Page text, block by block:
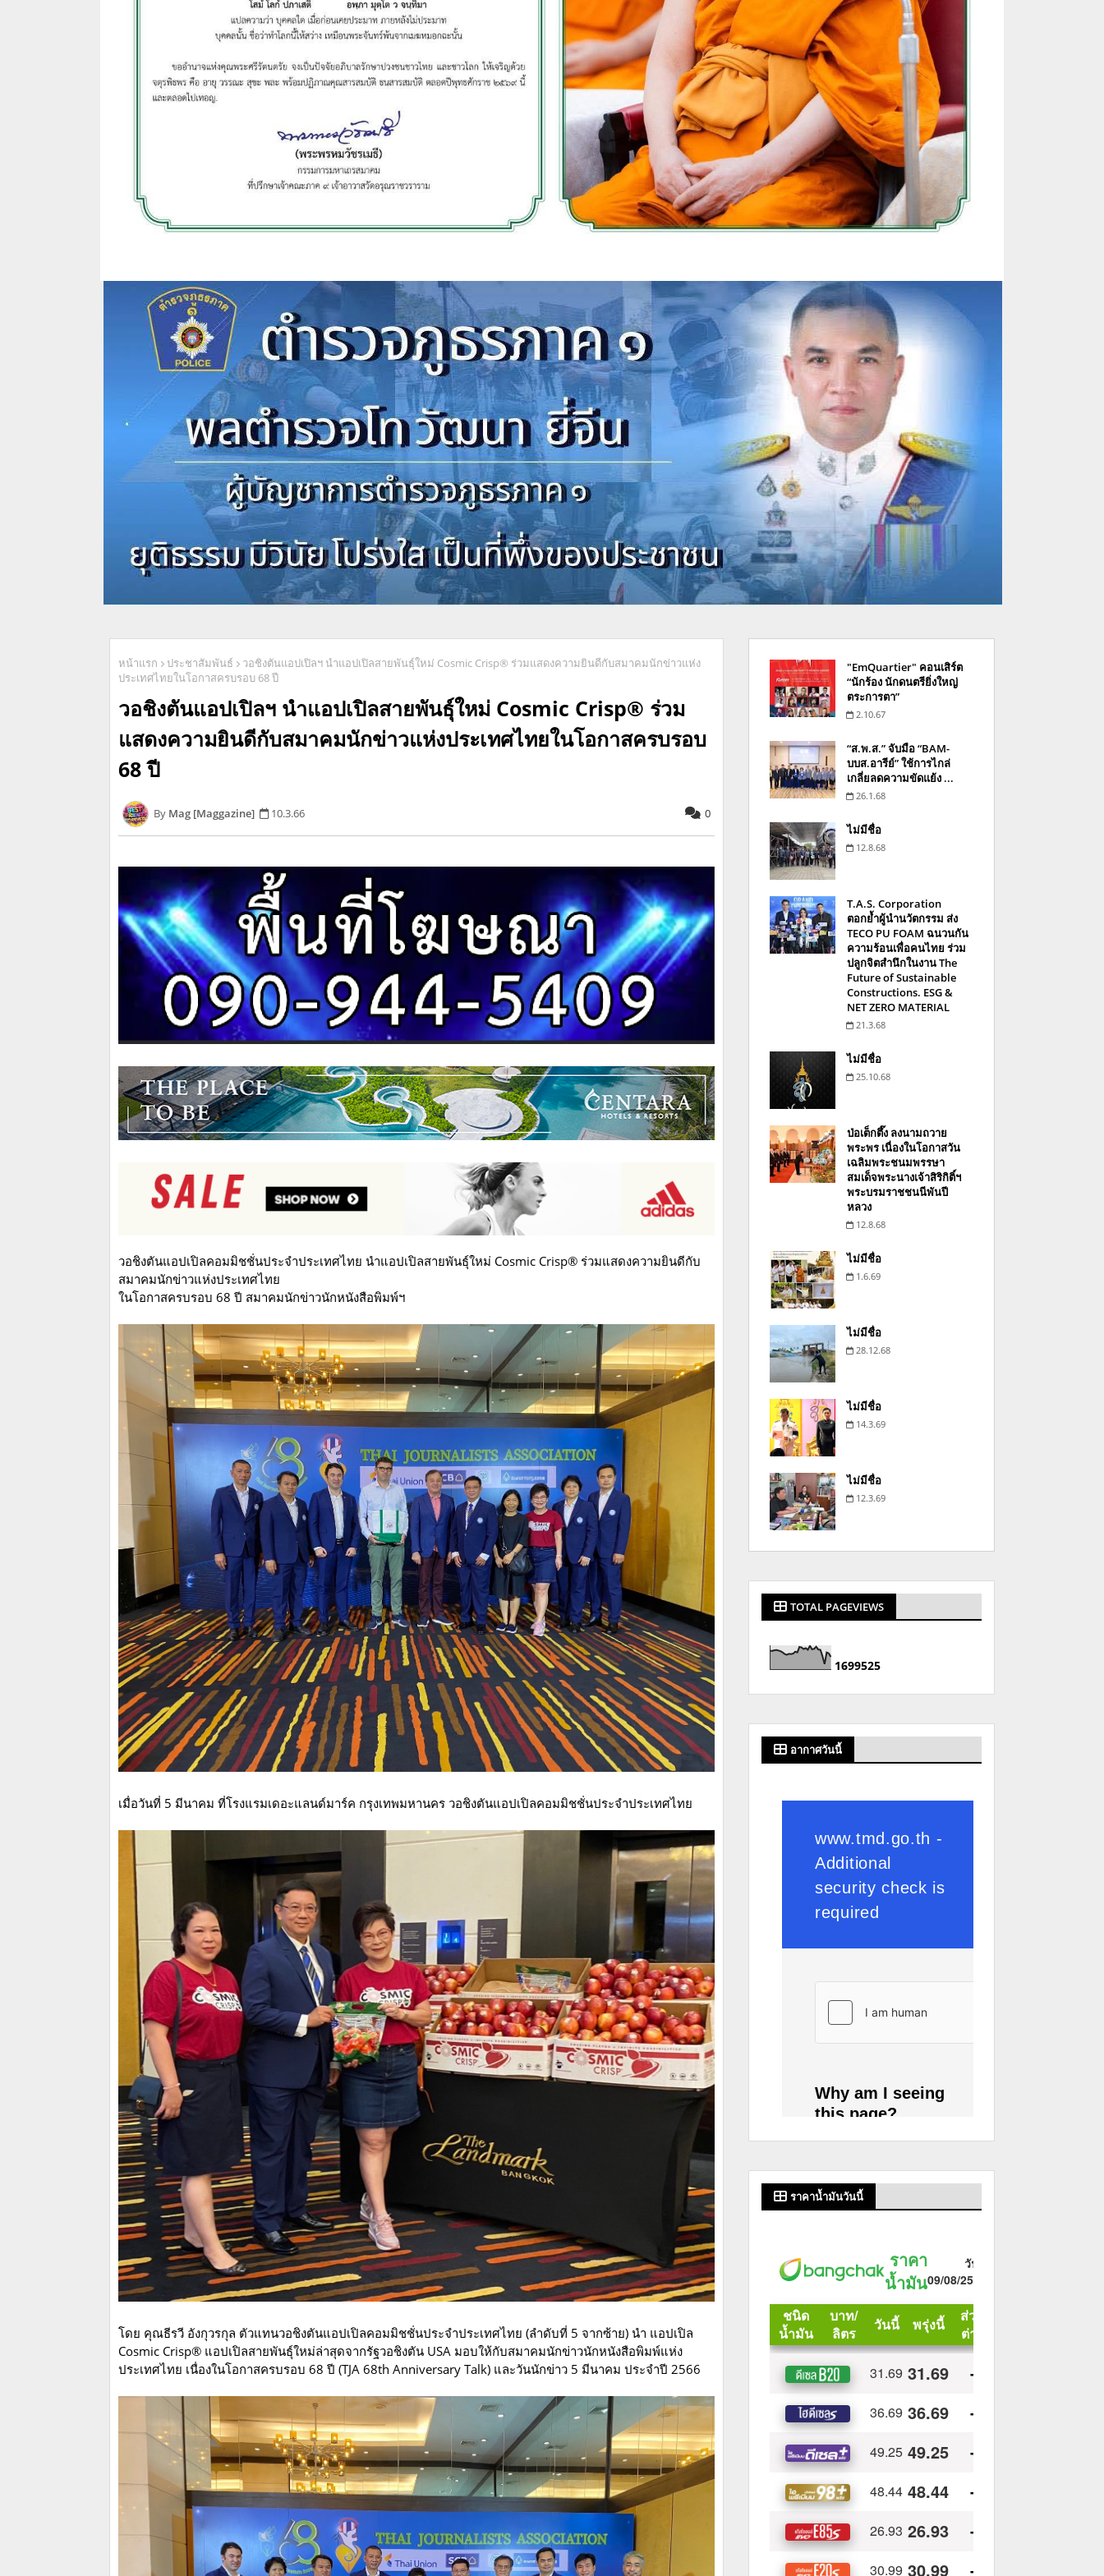
หน้าแรก ประชาสัมพันธ์
วอชิงตันแอปเปิลฯ นำแอปเปิลสายพันธุ์ใหม่ Cosmic Crisp® ร่วมแสดงความยินดีกับสมาคมนักข่าวแห่ง
ประเทศไทยในโอกาสครบรอบ 68 ปี
วอชิงตันแอปเปิลฯ นำแอปเปิลสายพันธุ์ใหม่ Cosmic Crisp® ร่วม
แสดงความยินดีกับสมาคมนักข่าวแห่งประเทศไทยในโอกาสครบรอบ
68 ปี
Mag [Maggazine] 10.3.66 0
วอชิงตันแอปเปิลคอมมิชชั่นประจำประเทศไทย นำแอปเปิลสายพันธุ์ใหม่ Cosmic Crisp® ร่วมแสดงความยินดีกับ
สมาคมนักข่าวแห่งประเทศไทย
ในโอกาสครบรอบ 68 ปี สมาคมนักข่าวนักหนังสือพิมพ์ฯ
เมื่อวันที่ 5 มีนาคม ที่โรงแรมเดอะแลนด์มาร์ค กรุงเทพมหานคร วอชิงตันแอปเปิลคอมมิชชั่นประจำประเทศไทย
โดย คุณธีรวี อังกุวรกุล ตัวแทนวอชิงตันแอปเปิลคอมมิชชั่นประจำประเทศไทย (ลำดับที่ 5 จากซ้าย) นำ แอปเปิล
Cosmic Crisp® แอปเปิลสายพันธุ์ใหม่ล่าสุดจากรัฐวอชิงตัน USA มอบให้กับสมาคมนักข่าวนักหนังสือพิมพ์แห่ง
ประเทศไทย เนื่องในโอกาสครบรอบ 68 ปี (TJA 68th Anniversary Talk) และวันนักข่าว 5 มีนาคม ประจำปี 2566
"EmQuartier" คอนเสิร์ต
“นักร้อง นักดนตรียิ่งใหญ่
ตระการตา”
2.10.67
“ส.พ.ส.” จับมือ “BAM-
บบส.อารีย์” ใช้การไกล่
เกลี่ยลดความขัดแย้ง ...
26.1.68
ไม่มีชื่อ
12.8.68
T.A.S. Corporation
ตอกย้ำผู้นำนวัตกรรม ส่ง
TECO PU FOAM ฉนวนกัน
ความร้อนเพื่อคนไทย ร่วม
ปลูกจิตสำนึกในงาน The
Future of Sustainable
Constructions. ESG &
NET ZERO MATERIAL
21.3.68
ไม่มีชื่อ
25.10.68
ป่อเต็กตึ๊ง ลงนามถวาย
พระพร เนื่องในโอกาสวัน
เฉลิมพระชนมพรรษา
สมเด็จพระนางเจ้าสิริกิติ์ฯ
พระบรมราชชนนีพันปี
หลวง
12.8.68
ไม่มีชื่อ
1.6.69
ไม่มีชื่อ
28.12.68
ไม่มีชื่อ
14.3.69
ไม่มีชื่อ
12.3.69
TOTAL PAGEVIEWS
1699525
อากาศวันนี้
ราคาน้ำมันวันนี้